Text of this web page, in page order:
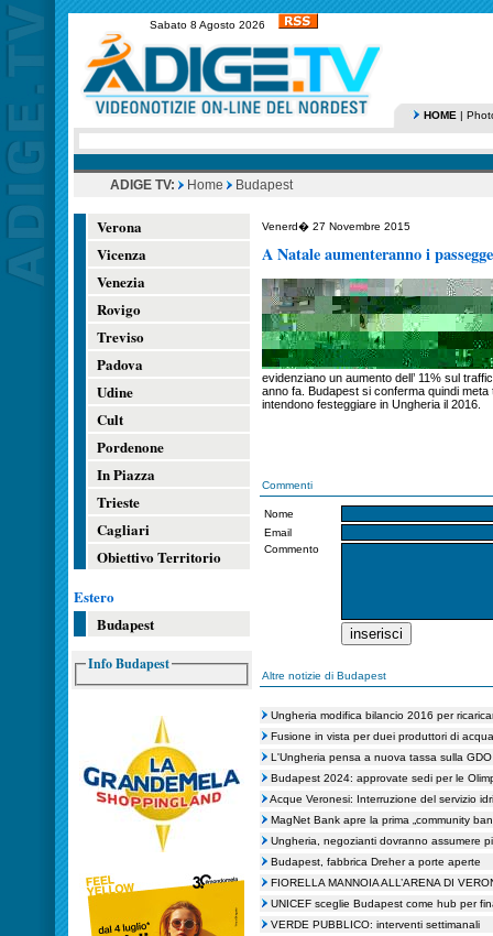
Sabato 8 Agosto 2026
HOME |
ADIGE TV: Home Budapest
Verona
Vicenza
Venezia
Rovigo
Treviso
Padova
Udine
Cult
Pordenone
In Piazza
Trieste
Cagliari
Obiettivo Territorio
Estero
Budapest
Info Budapest
Venerd� 27 Novembre 2015
A Natale aumenteranno i
evidenziano un aumento dell’ 11% sul
anno fa. Budapest si conferma quindi
intendono festeggiare in Ungheria il 2016.
Commenti
Nome
Email
Commento
Altre notizie di Budapest
Ungheria modifica bilancio 2016 per
Fusione in vista per duei produttori di
L'Ungheria pensa a nuova tassa sulla GDO
Budapest 2024: approvate sedi per le
Acque Veronesi: Interruzione del servizio
MagNet Bank apre la prima „community
Ungheria, negozianti dovranno assumere
Budapest, fabbrica Dreher a porte aperte
FIORELLA MANNOIA ALL’ARENA DI
UNICEF sceglie Budapest come hub per
VERDE PUBBLICO: interventi settimanali